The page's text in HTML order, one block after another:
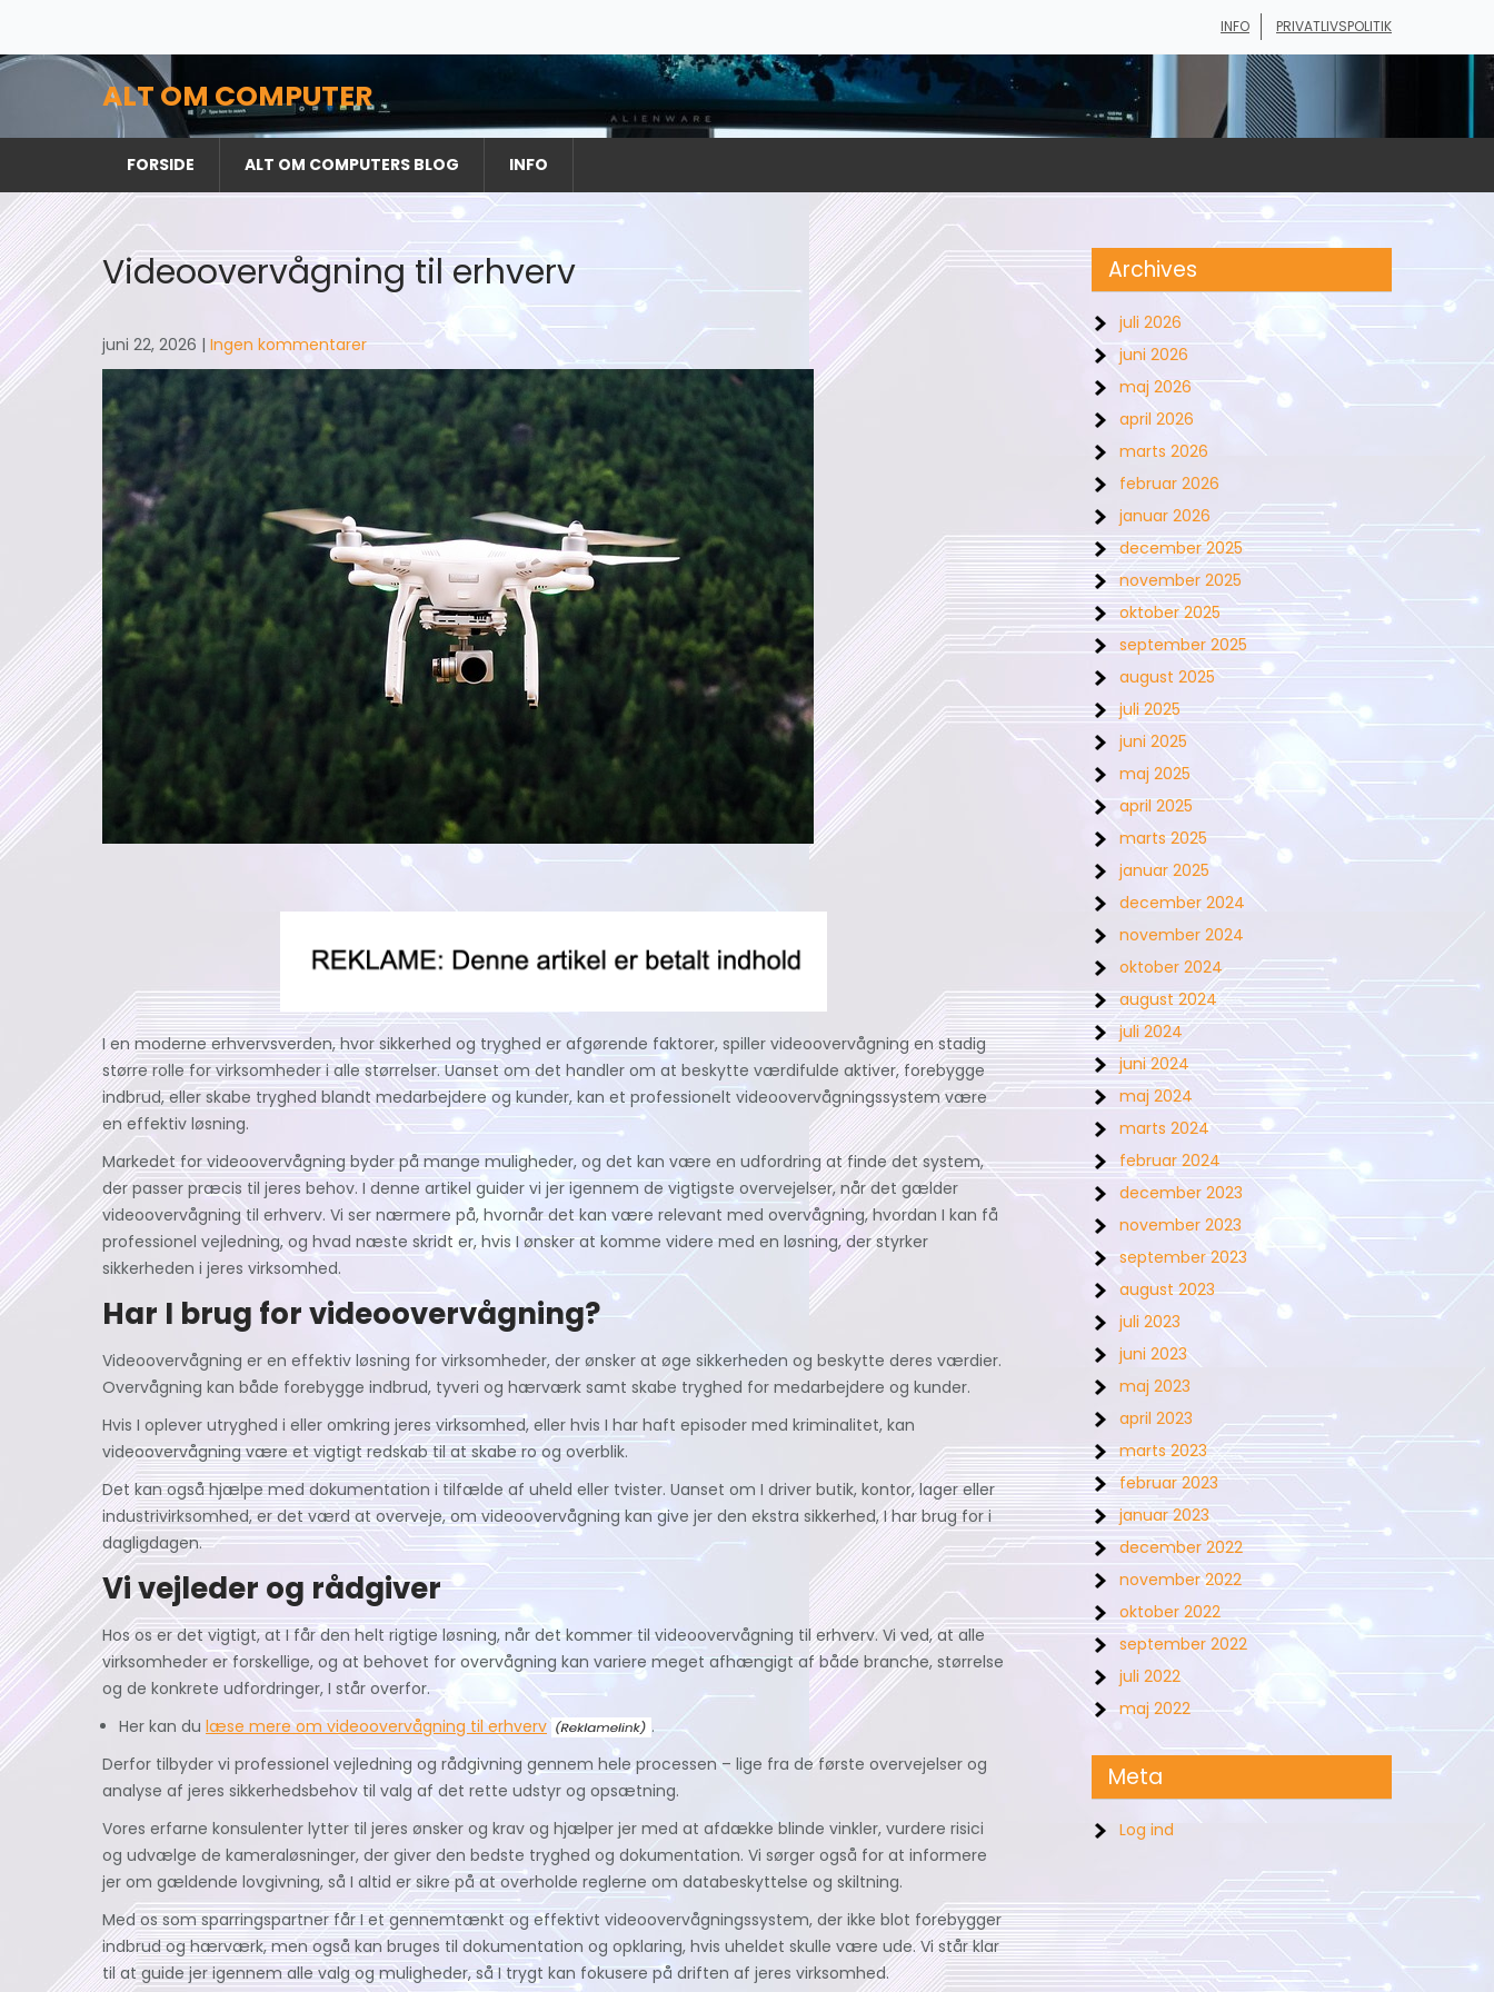
content
INFO PRIVATLIVSPOLITIK
ALT OM COMPUTER
FORSIDE ALT OM COMPUTERS BLOG INFO
Videoovervågning til erhverv
juni 22, 2026 | Ingen kommentarer
I en moderne erhvervsverden, hvor sikkerhed og tryghed er afgørende faktorer, spiller videoovervågning en stadig
større rolle for virksomheder i alle størrelser. Uanset om det handler om at beskytte værdifulde aktiver, forebygge
indbrud, eller skabe tryghed blandt medarbejdere og kunder, kan et professionelt videoovervågningssystem være
en effektiv løsning.
Markedet for videoovervågning byder på mange muligheder, og det kan være en udfordring at finde det system,
der passer præcis til jeres behov. I denne artikel guider vi jer igennem de vigtigste overvejelser, når det gælder
videoovervågning til erhverv. Vi ser nærmere på, hvornår det kan være relevant med overvågning, hvordan I kan få
professionel vejledning, og hvad næste skridt er, hvis I ønsker at komme videre med en løsning, der styrker
sikkerheden i jeres virksomhed.
Har I brug for videoovervågning?
Videoovervågning er en effektiv løsning for virksomheder, der ønsker at øge sikkerheden og beskytte deres værdier.
Overvågning kan både forebygge indbrud, tyveri og hærværk samt skabe tryghed for medarbejdere og kunder.
Hvis I oplever utryghed i eller omkring jeres virksomhed, eller hvis I har haft episoder med kriminalitet, kan
videoovervågning være et vigtigt redskab til at skabe ro og overblik.
Det kan også hjælpe med dokumentation i tilfælde af uheld eller tvister. Uanset om I driver butik, kontor, lager eller
industrivirksomhed, er det værd at overveje, om videoovervågning kan give jer den ekstra sikkerhed, I har brug for i
dagligdagen.
Vi vejleder og rådgiver
Hos os er det vigtigt, at I får den helt rigtige løsning, når det kommer til videoovervågning til erhverv. Vi ved, at alle
virksomheder er forskellige, og at behovet for overvågning kan variere meget afhængigt af både branche, størrelse
og de konkrete udfordringer, I står overfor.
Her kan du læse mere om videoovervågning til erhverv
.
Derfor tilbyder vi professionel vejledning og rådgivning gennem hele processen – lige fra de første overvejelser og
analyse af jeres sikkerhedsbehov til valg af det rette udstyr og opsætning.
Vores erfarne konsulenter lytter til jeres ønsker og krav og hjælper jer med at afdække blinde vinkler, vurdere risici
og udvælge de kameraløsninger, der giver den bedste tryghed og dokumentation. Vi sørger også for at informere
jer om gældende lovgivning, så I altid er sikre på at overholde reglerne om databeskyttelse og skiltning.
Med os som sparringspartner får I et gennemtænkt og effektivt videoovervågningssystem, der ikke blot forebygger
indbrud og hærværk, men også kan bruges til dokumentation og opklaring, hvis uheldet skulle være ude. Vi står klar
til at guide jer igennem alle valg og muligheder, så I trygt kan fokusere på driften af jeres virksomhed.
Archives
juli 2026
juni 2026
maj 2026
april 2026
marts 2026
februar 2026
januar 2026
december 2025
november 2025
oktober 2025
september 2025
august 2025
juli 2025
juni 2025
maj 2025
april 2025
marts 2025
januar 2025
december 2024
november 2024
oktober 2024
august 2024
juli 2024
juni 2024
maj 2024
marts 2024
februar 2024
december 2023
november 2023
september 2023
august 2023
juli 2023
juni 2023
maj 2023
april 2023
marts 2023
februar 2023
januar 2023
december 2022
november 2022
oktober 2022
september 2022
juli 2022
maj 2022
Meta
Log ind